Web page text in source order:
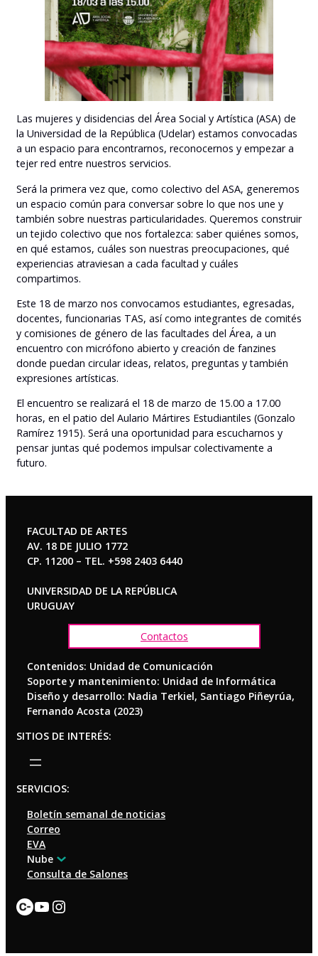
Las mujeres y disidencias del Área Social y Artística (ASA) de
la Universidad de la República (Udelar) estamos convocadas
a un espacio para encontrarnos, reconocernos y empezar a
tejer red entre nuestros servicios.
Será la primera vez que, como colectivo del ASA, generemos
un espacio común para conversar sobre lo que nos une y
también sobre nuestras particularidades. Queremos construir
un tejido colectivo que nos fortalezca: saber quiénes somos,
en qué estamos, cuáles son nuestras preocupaciones, qué
experiencias atraviesan a cada facultad y cuáles
compartimos.
Este 18 de marzo nos convocamos estudiantes, egresadas,
docentes, funcionarias TAS, así como integrantes de comités
y comisiones de género de las facultades del Área, a un
encuentro con micrófono abierto y creación de fanzines
donde puedan circular ideas, relatos, preguntas y también
expresiones artísticas.
El encuentro se realizará el 18 de marzo de 15.00 a 17.00
horas, en el patio del Aulario Mártires Estudiantiles (Gonzalo
Ramírez 1915). Será una oportunidad para escucharnos y
pensar juntas qué podemos impulsar colectivamente a
futuro.
FACULTAD DE ARTES
AV. 18 DE JULIO 1772
CP. 11200 – TEL. +598 2403 6440
UNIVERSIDAD DE LA REPÚBLICA
URUGUAY
Contactos
Contenidos: Unidad de Comunicación
Soporte y mantenimiento: Unidad de Informática
Diseño y desarrollo: Nadia Terkiel, Santiago Piñeyrúa,
Fernando Acosta (2023)
SITIOS DE INTERÉS:
SERVICIOS:
Boletín semanal de noticias
Correo
EVA
Nube
Consulta de Salones
Enlace
YouTube
Instagram